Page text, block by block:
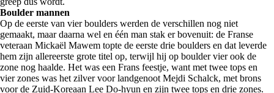
Boulder mannen
Op de eerste van vier boulders werden de verschillen nog niet
gemaakt, maar daarna wel en één man stak er bovenuit: de Franse
veteraan Mickaël Mawem topte de eerste drie boulders en dat leverde
hem zijn allereerste grote titel op, terwijl hij op boulder vier ook de
zone nog haalde. Het was een Frans feestje, want met twee tops en
vier zones was het zilver voor landgenoot Mejdi Schalck, met brons
voor de Zuid-Koreaan Lee Do-hyun en zijn twee tops en drie zones.